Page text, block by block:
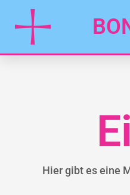
Hier gibt es eine